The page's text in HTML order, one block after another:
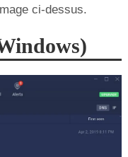
ci-dessus.